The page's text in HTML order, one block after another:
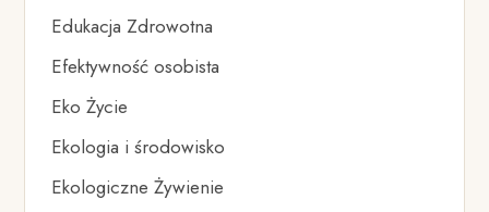
Edukacja Zdrowotna
Efektywność osobista
Eko Życie
Ekologia i środowisko
Ekologiczne Żywienie